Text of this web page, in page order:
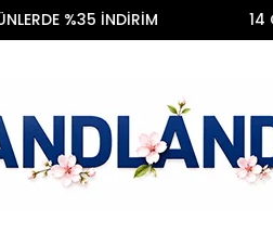
%35 İNDİRİM 14